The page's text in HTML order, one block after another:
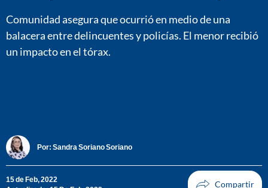
Comunidad asegura que ocurrió en medio de una
balacera entre delincuentes y policías. El menor recibió
un impacto en el tórax.
Por: Sandra Soriano Soriano
15 de Feb, 2022